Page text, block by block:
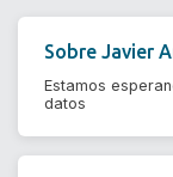
SobreJavier
Estamos
datos